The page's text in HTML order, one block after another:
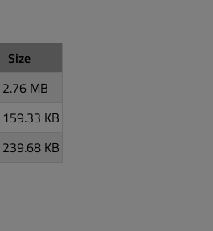
Size
2.76 MB
159.33 KB
239.68 KB